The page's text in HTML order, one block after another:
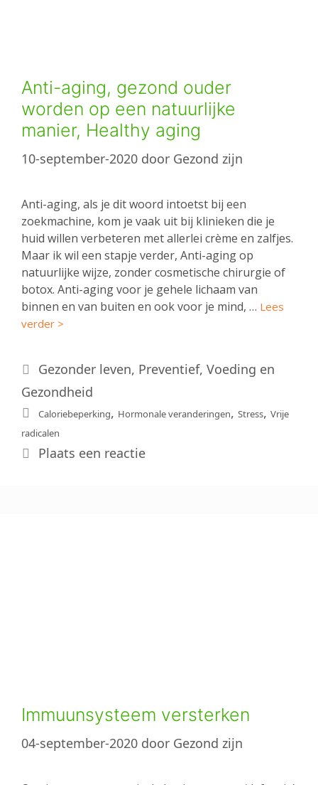
Anti-aging, gezond ouder
worden op een natuurlijke
manier, Healthy aging
10-september-2020 door Gezond zijn
Anti-aging, als je dit woord intoetst bij een
zoekmachine, kom je vaak uit bij klinieken die je
huid willen verbeteren met allerlei crème en zalfjes.
Maar ik wil een stapje verder, Anti-aging op
natuurlijke wijze, zonder cosmetische chirurgie of
botox. Anti-aging voor je gehele lichaam van
binnen en van buiten en ook voor je mind, … Lees
verder >
Categorieën
Gezonder leven, Preventief, Voeding en
Gezondheid
Tags
Caloriebeperking, Hormonale veranderingen, Stress, Vrije
radicalen
Plaats een reactie
Immuunsysteem versterken
04-september-2020 door Gezond zijn